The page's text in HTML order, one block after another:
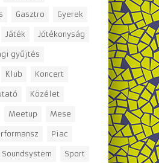
Gasztro Gyerek
Játék Jótékonyság
gyűjtés
Klub Koncert
Közélet
Meetup Mese
Piac
Soundsystem Sport